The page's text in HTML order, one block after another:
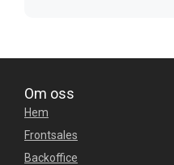
Om oss
Hem
Frontsales
Backoffice